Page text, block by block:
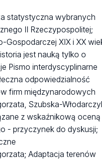
statystyczna wybranych
II Rzeczypospolitej;
Gospodarczej XIX i XX
jest nauką tylko o
Pismo interdyscyplinarne
odpowiedzialność
firm międzynarodowych
Szubska-
z wskaźnikową oceną
- przyczynek do dyskusji;
Adaptacja terenów